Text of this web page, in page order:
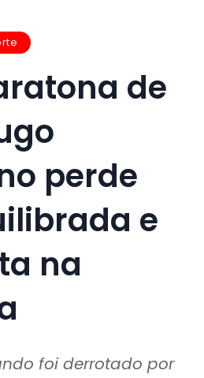
de
perde
e
na
foi derrotado por